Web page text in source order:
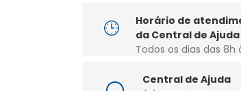
Horário de
da Central de Ajuda
Todos os dias das 8h
Central de Ajuda